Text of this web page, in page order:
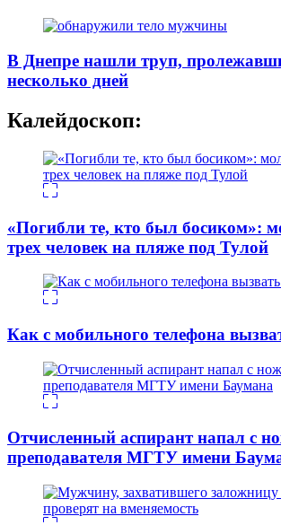
В Днепре нашли труп,
несколько дней
Калейдоскоп:
«Погибли те, кто был босиком»:
трех человек на пляже под Тулой
Как с мобильного телефона
Отчисленный аспирант напал с
преподавателя МГТУ имени